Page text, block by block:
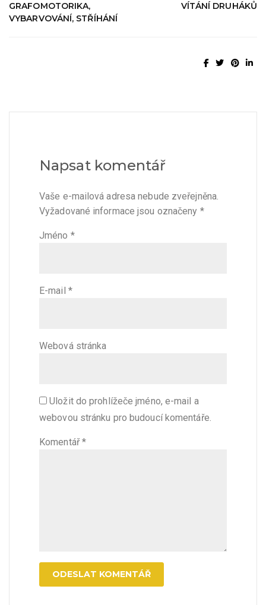
GRAFOMOTORIKA,
VYBARVOVÁNÍ, STŘÍHÁNÍ
VÍTÁNÍ DRUHÁKŮ
Napsat komentář
Vaše e-mailová adresa nebude zveřejněna.
Vyžadované informace jsou označeny *
Jméno *
E-mail *
Webová stránka
Uložit do prohlížeče jméno, e-mail a
webovou stránku pro budoucí komentáře.
Komentář*